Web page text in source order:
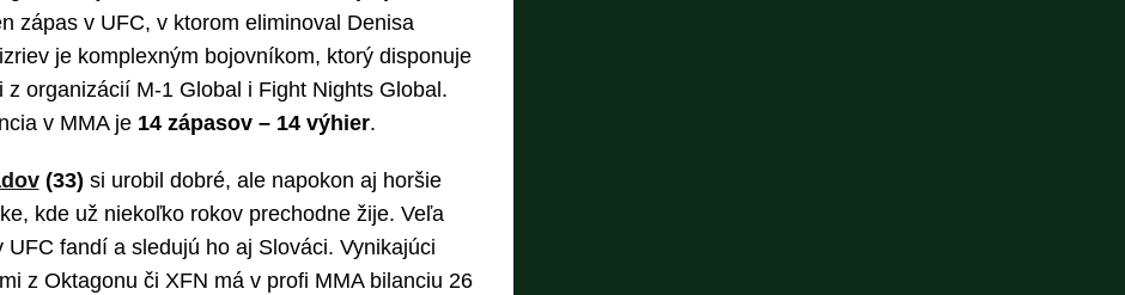
zápas v UFC, v ktorom eliminoval Denisa
je komplexným bojovníkom, ktorý disponuje
z organizácií M-1 Global i Fight Nights Global.
v MMA je 14 zápasov – 14 výhier.
(33) si urobil dobré, ale napokon aj horšie
kde už niekoľko rokov prechodne žije. Veľa
fandí a sledujú ho aj Slováci. Vynikajúci
z Oktagonu či XFN má v profi MMA bilanciu 26